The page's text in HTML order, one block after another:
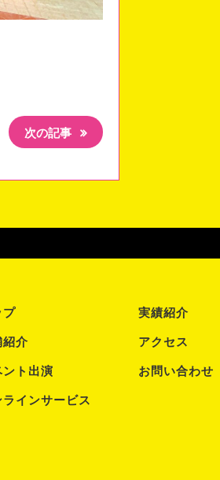
次の記事
プ
紹介
ント出演
ラインサービス
実績紹介
アクセス
お問い合わせ